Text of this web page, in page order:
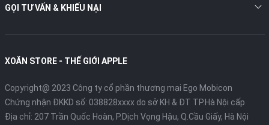
GỌI TƯ VẤN & KHIẾU NẠI
XOĂN STORE - THẾ GIỚI APPLE
Copyright@ 2023 Công ty cổ phần thương mại Ego Mobicon
Chứng nhận ĐKKD số: 038828xxxx do sở KH & ĐT TP.Hà Nội cấp
Địa chỉ: 207 Trần Quốc Hoàn, P.Dịch Vọng Hậu, Q.Cầu Giấy, Hà Nội